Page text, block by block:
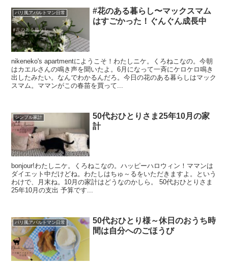
パリ風アパルトマン日常
#花のある暮らし〜マックスマム
はすごかった！ぐんぐん成長中
nikeneko's apartmentにようこそ！わたしニケ。くろねこなの。今朝
はカエルさんの鳴き声を聞いたよ。6月になって一斉にケロケロ鳴き
出したみたい。なんでわかるんだろ。今日の花のある暮らしはマック
スマム。ママンがこの春苗を買って...
シンプル家計
50代おひとりさま25年10月の家
計
bonjour!わたしニケ。くろねこなの。ハッピーハロウィン！ママンは
ダイエット中だけどね。わたしはちゅ～るをいただきますよ。という
わけで、月末ね。10月の家計はどうなのかしら。 50代おひとりさま
25年10月の支出 予算です...
パリ風アパルトマン日常
50代おひとり様～休日のおうち時
間は自分へのごほうび